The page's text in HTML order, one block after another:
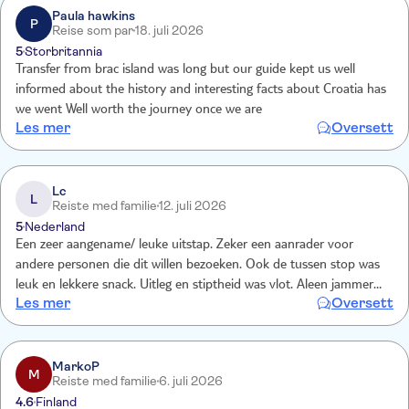
P
Paula hawkins
Reise som par18. juli 2026
5Storbritannia
Transfer from brac island was long but our guide kept us well
informed about the history and interesting facts about Croatia has
we went Well worth the journey once we are
Les mer Oversett
L
Lc
Reiste med familie12. juli 2026
5Nederland
Een zeer aangename/ leuke uitstap. Zeker een aanrader voor
andere personen die dit willen bezoeken. Ook de tussen stop was
leuk en lekkere snack. Uitleg en stiptheid was vlot. Aleen jammer
dat er geen Nederlandse gids kon aangeboden worden.
Les mer Oversett
M
MarkoP
Reiste med familie6. juli 2026
4.6Finland